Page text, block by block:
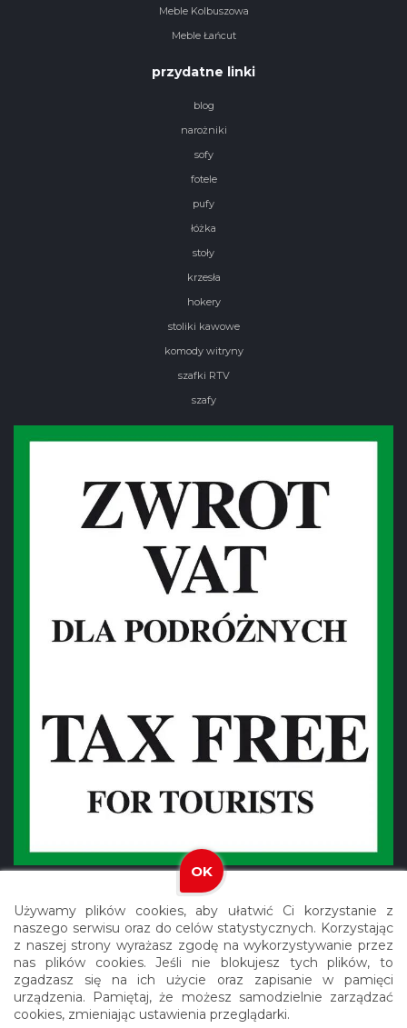
Meble Kolbuszowa
Meble Łańcut
przydatne linki
blog
narożniki
sofy
fotele
pufy
łóżka
stoły
krzesła
hokery
stoliki kawowe
komody witryny
szafki RTV
szafy
Copyright © 2021 Meblex. Wszystkie prawa zastrzeżone.
Realizacja: Agencja Reklamowa ROXART
Używamy plików cookies, aby ułatwić Ci korzystanie z
naszego serwisu oraz do celów statystycznych. Korzystając
z naszej strony wyrażasz zgodę na wykorzystywanie przez
nas plików cookies. Jeśli nie blokujesz tych plików, to
zgadzasz się na ich użycie oraz zapisanie w pamięci
urządzenia. Pamiętaj, że możesz samodzielnie zarządzać
cookies, zmieniając ustawienia przeglądarki.
OK